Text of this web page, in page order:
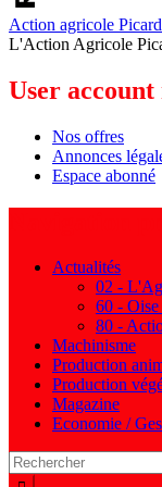
Action agricole
L'Action Agricole
User account
Nos offres
Annonces
Espace abonné
Actualités
02 -
60 -
80 -
Machinisme
Production
Production
Magazine
Economie /